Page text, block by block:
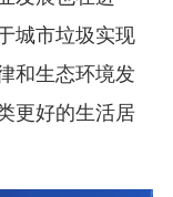
城市垃圾实现
和生态环境发
更好的生活居